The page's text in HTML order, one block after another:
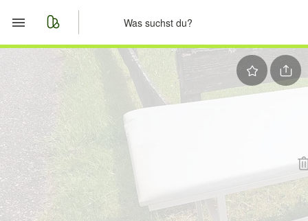
Start
Merkliste
Nachrichten
Anzeige aufgeben